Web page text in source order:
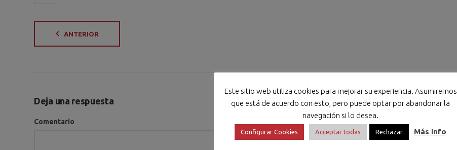
ANTERIOR
Deja una respuesta
Comentario
Este sitio web utiliza cookies para mejorar su experiencia. Asumiremos
que está de acuerdo con esto, pero puede optar por abandonar la
navegación si lo desea.
Configurar Cookies Acceptar todas Rechazar Más Info